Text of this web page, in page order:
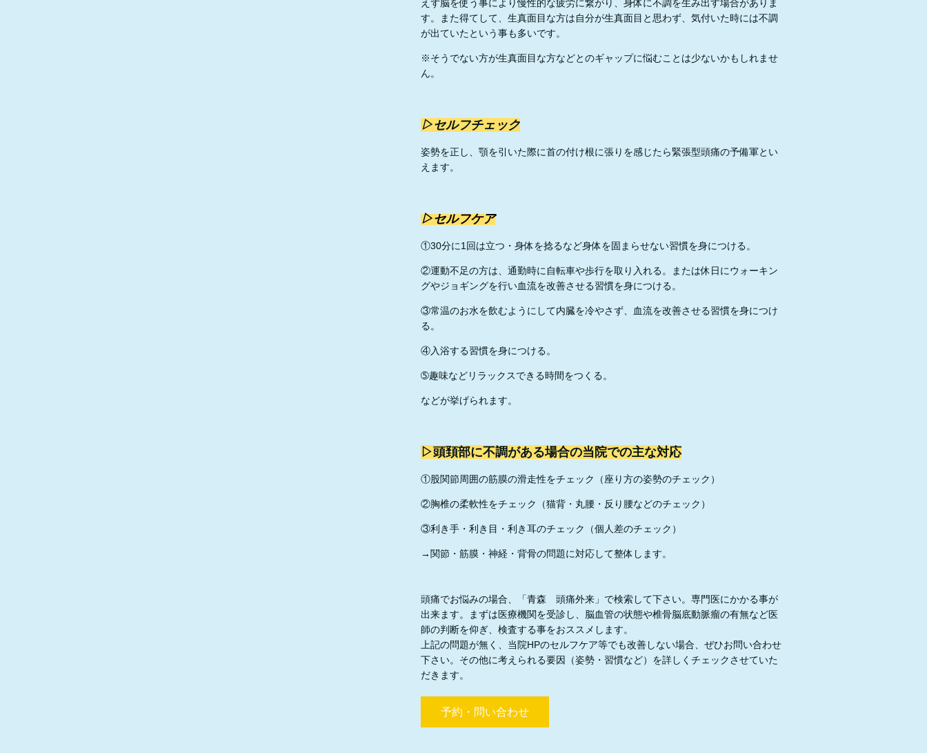
えず脳を使う事により慢性的な疲労に繋がり、身体に不調を生み出す場合がありま
す。また得てして、生真面目な方は自分が生真面目と思わず、気付いた時には不調
が出ていたという事も多いです。
※そうでない方が生真面目な方などとのギャップに悩むことは少ないかもしれませ
ん。
▷セルフチェック
姿勢を正し、顎を引いた際に首の付け根に張りを感じたら緊張型頭痛の予備軍とい
えます。
▷セルフケア
①30分に1回は立つ・身体を捻るなど身体を固まらせない習慣を身につける。
②運動不足の方は、通勤時に自転車や歩行を取り入れる。または休日にウォーキン
グやジョギングを行い血流を改善させる習慣を身につける。
③常温のお水を飲むようにして内臓を冷やさず、血流を改善させる習慣を身につけ
る。
④入浴する習慣を身につける。
➄趣味などリラックスできる時間をつくる。
などが挙げられます。
▷頭頚部に不調がある場合の当院での主な対応
①股関節周囲の筋膜の滑走性をチェック（座り方の姿勢のチェック）
②胸椎の柔軟性をチェック（猫背・丸腰・反り腰などのチェック）
③利き手・利き目・利き耳のチェック（個人差のチェック）
→関節・筋膜・神経・背骨の問題に対応して整体します。
頭痛でお悩みの場合、「青森 頭痛外来」で検索して下さい。専門医にかかる事が
出来ます。まずは医療機関を受診し、脳血管の状態や椎骨脳底動脈瘤の有無など医
師の判断を仰ぎ、検査する事をおススメします。
上記の問題が無く、当院HPのセルフケア等でも改善しない場合、ぜひお問い合わせ
下さい。その他に考えられる要因（姿勢・習慣など）を詳しくチェックさせていた
だきます。
予約・問い合わせ